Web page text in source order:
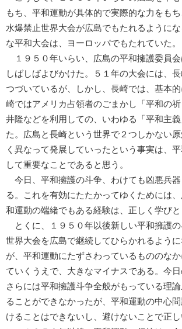
もち、平和運動が具体的で実際的な力をも
水爆禁止世界大会が広島でもたれるように
な平和大会は、ヨーロッパでもたれていた。
１９５０年いらい、広島の平和擁護委員
しばしばよびかけた。５１年の大会には、
つづいているが、しかし、長崎では、基本
崎ではアメリカ占領者のごまかし「平和の
井隆などを利用しての、いわゆる「平和主
た。広島と長崎という世界で２つしかない
く異なって発展していったという事実は、
して重要なことであると思う。
今日、平和擁護の斗争、わけても凶悪兵
る。これを有効にたたかってゆくためには
和運動の端緒でもある経験は、正しく学び
とくに、１９５０年以後新しい平和擁護
世界大会を広島で継続してひらかれるよう
が、平和運動にたずさわっているもののな
ていくうえで、大きなマイナスである。今
さらには平和擁護斗争全般がもっている理
ることができなかったが、平和運動の中心
けることはできないし、避けないことで正